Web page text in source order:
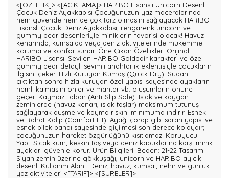
<[OZELLIK]> <[ACIKLAMA]> HARIBO Lisanslı Unicorn Desenli
Çocuk Deniz Ayakkabısı Çocuğunuzun yaz maceralarında
hem güvende hem de çok tarz olmasını sağlayacak HARIBO
Lisanslı Çocuk Deniz Ayakkabısı, rengarenk unicorn ve
gummy bear desenleriyle miniklerin favorisi olacak! Havuz
kenarında, kumsalda veya deniz aktivitelerinde mükemmel
koruma ve konfor sunar. Öne Çıkan Özellikler: Orijinal
HARIBO Lisansı: Sevilen HARIBO Goldbair karakteri ve özel
gummy bear detaylı sevimli anahtarlık eklentisiyle çocukların
ilgisini çeker. Hızlı Kuruyan Kumaş (Quick Dry): Sudan
çıktıktan sonra hızla kuruyan özel yapısı sayesinde ayakların
nemli kalmasını önler ve mantar vb. oluşumların önüne
geçer. Kaymaz Taban (Anti-Slip Sole): Islak ve kaygan
zeminlerde (havuz kenarı, ıslak taşlar) maksimum tutunuş
sağlayarak düşme ve kayma riskini minimuma indirir. Esnek
ve Rahat Kalıp (Comfort Fit): Ayağı çorap gibi saran yapısı ve
esnek bilek bandı sayesinde giyilmesi son derece kolaydır;
çocuğunuzun hareket özgürlüğünü kısıtlamaz. Koruyucu
Yapı: Sıcak kum, keskin taş veya deniz kabuklarına karşı minik
ayakları güvenle korur. Ürün Bilgileri: Beden: 21-22 Tasarım:
Siyah zemin üzerine gökkuşağı, unicorn ve HARIBO ayıcık
desenli Kullanım Alanı: Deniz, havuz, kumsal, nehir ve günlük
yaz aktiviteleri <[TARIF]> <[SURELER]>